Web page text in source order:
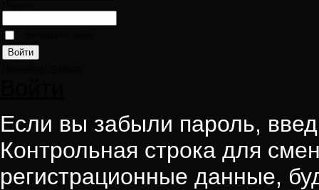
Если вы забыли пароль,
Контрольная строка для
регистрационные данные,